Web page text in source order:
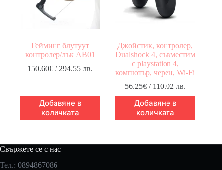
Гейминг блутуут
контролер/лък AB01
150.60€ / 294.55 лв.
Добавяне в
количката
Джойстик, контролер,
Dualshock 4, съвместим
с playstation 4,
компютър, черен, Wi-Fi
56.25€/ 110.02 лв.
Добавяне в
количката
Свържете се с нас
Тел.: 0894867086